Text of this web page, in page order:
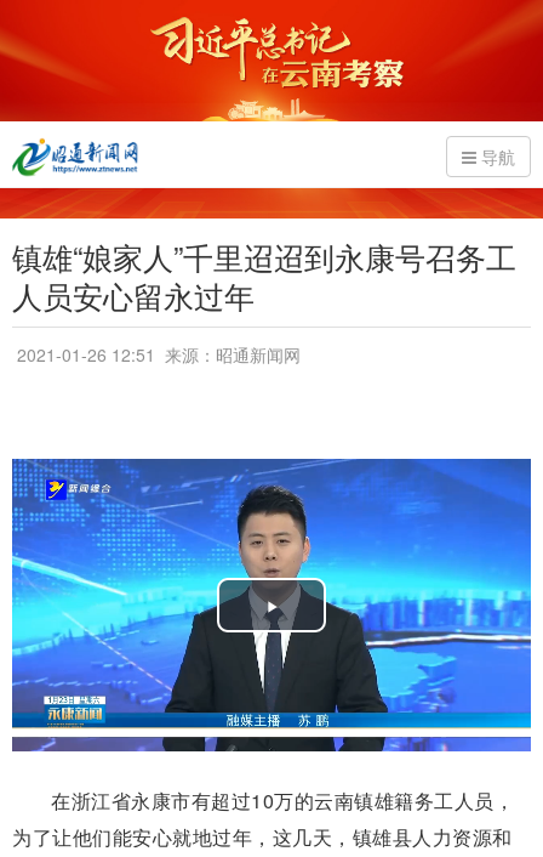
导航
镇雄“娘家人”千里迢迢到永康号召务工
人员安心留永过年
2021-01-26 12:51 来源：昭通新闻网
Play
Video
在浙江省永康市有超过10万的云南镇雄籍务工人员，
为了让他们能安心就地过年，这几天，镇雄县人力资源和